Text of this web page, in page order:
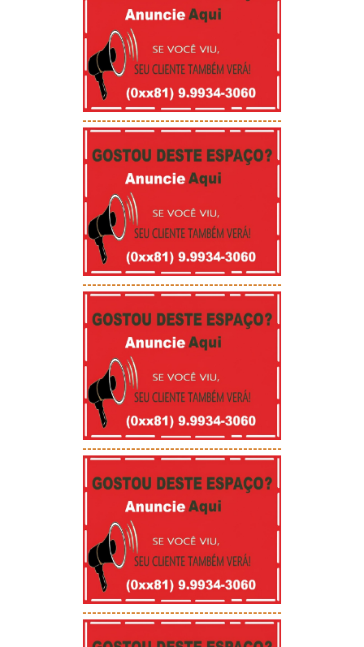
-----------------------------------------
-----------------------------------------
-----------------------------------------
-----------------------------------------